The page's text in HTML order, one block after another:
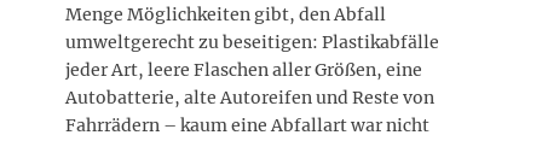
Menge Möglichkeiten gibt, den Abfall
umweltgerecht zu beseitigen: Plastikabfälle
jeder Art, leere Flaschen aller Größen, eine
Autobatterie, alte Autoreifen und Reste von
Fahrrädern – kaum eine Abfallart war nicht